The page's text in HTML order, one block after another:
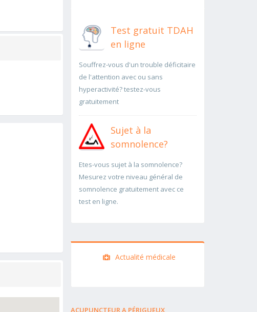
Test gratuit TDAH
en ligne
Souffrez-vous d'un trouble déficitaire
de l'attention avec ou sans
hyperactivité? testez-vous
gratuitement
Sujet à la
somnolence?
Etes-vous sujet à la somnolence?
Mesurez votre niveau général de
somnolence gratuitement avec ce
test en ligne.
Actualité médicale
ACUPUNCTEUR A PÉRIGUEUX